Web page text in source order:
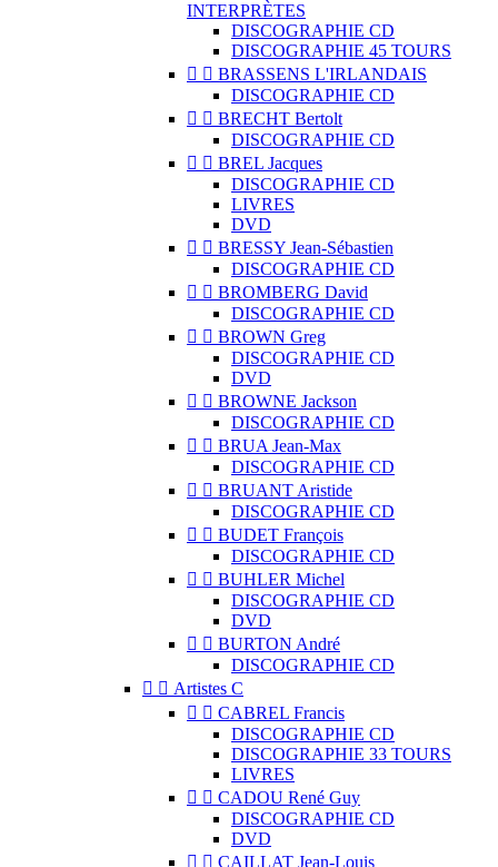
INTERPRÈTES
DISCOGRAPHIE CD
DISCOGRAPHIE 45 TOURS
  BRASSENS L'IRLANDAIS
DISCOGRAPHIE CD
  BRECHT Bertolt
DISCOGRAPHIE CD
  BREL Jacques
DISCOGRAPHIE CD
LIVRES
DVD
  BRESSY Jean-Sébastien
DISCOGRAPHIE CD
  BROMBERG David
DISCOGRAPHIE CD
  BROWN Greg
DISCOGRAPHIE CD
DVD
  BROWNE Jackson
DISCOGRAPHIE CD
  BRUA Jean-Max
DISCOGRAPHIE CD
  BRUANT Aristide
DISCOGRAPHIE CD
  BUDET François
DISCOGRAPHIE CD
  BUHLER Michel
DISCOGRAPHIE CD
DVD
  BURTON André
DISCOGRAPHIE CD
  Artistes C
  CABREL Francis
DISCOGRAPHIE CD
DISCOGRAPHIE 33 TOURS
LIVRES
  CADOU René Guy
DISCOGRAPHIE CD
DVD
  CAILLAT Jean-Louis